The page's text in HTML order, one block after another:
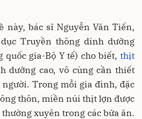
này, bác sĩ Nguyễn Văn Tiến,
Truyền thông dinh dưỡng
quốc gia-Bộ Y tế) cho biết, thịt
dưỡng cao, vô cùng cần thiết
người. Trong mỗi gia đình, đặc
thôn, miền núi thịt lợn được
xuyên trong các bữa ăn.